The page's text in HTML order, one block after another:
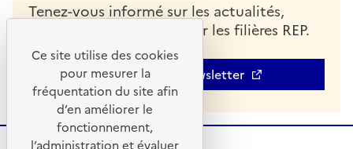
Tenez-vous informé sur les actualités,
indicateurs et analyses sur les filières REP.
S'abonner à la newsletter
Ce site utilise des cookies
pour mesurer la
fréquentation du site afin
d’en améliorer le
fonctionnement,